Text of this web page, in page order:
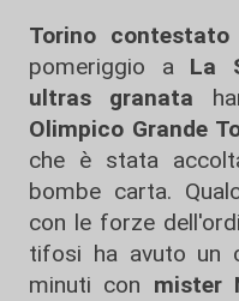
Torino contestato
pomeriggio a La
ultras granata
Olimpico Grande
che è stata
bombe carta.
con le forze
tifosi ha avuto un
minuti con mister